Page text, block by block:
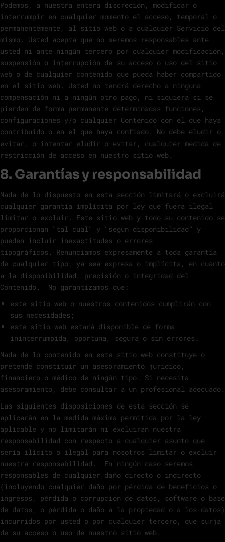
Podemos, a nuestra entera discreción, modificar o
interrumpir en cualquier momento el acceso, temporal o
permanentemente, al sitio web o a cualquier Servicio del
mismo. Usted acepta que no seremos responsables ante
usted ni ante ningún tercero por cualquier modificación,
suspensión o interrupción de su acceso o uso del sitio
web o de cualquier contenido que pueda haber compartido
en el sitio web. Usted no tendrá derecho a ninguna
compensación ni a ningún otro pago, ni siquiera si se
pierden de forma permanente determinadas funciones,
configuraciones y/o cualquier Contenido con el que haya
contribuido o en el que haya confiado. No debe eludir o
evitar, o intentar eludir o evitar, cualquier medida de
restricción de acceso en nuestro sitio web.
8. Garantías y responsabilidad
Nada de lo dispuesto en esta sección limitará o excluirá
cualquier garantía implícita por ley que fuera ilegal
limitar o excluir. Este sitio web y todo su contenido se
proporcionan "tal cual" y "según disponibilidad" y
pueden incluir inexactitudes o errores
tipográficos. Renunciamos expresamente a toda garantía
de cualquier tipo, ya sea expresa o implícita, en cuanto
a la disponibilidad, precisión o integridad del
Contenido. No garantizamos que:
este sitio web o nuestros contenidos cumplirán con
sus necesidades;
este sitio web estará disponible de forma
ininterrumpida, oportuna, segura o sin errores.
Nada de lo contenido en este sitio web constituye o
pretende constituir un asesoramiento jurídico,
financiero o médico de ningún tipo. Si necesita
asesoramiento, debe consultar a un profesional adecuado.
Las siguientes disposiciones de esta sección se
aplicarán en la medida máxima permitida por la ley
aplicable y no limitarán ni excluirán nuestra
responsabilidad con respecto a cualquier asunto que
sería ilícito o ilegal para nosotros limitar o excluir
nuestra responsabilidad. En ningún caso seremos
responsables de cualquier daño directo o indirecto
(incluyendo cualquier daño por pérdida de beneficios o
ingresos, pérdida o corrupción de datos, software o base
de datos, o pérdida o daño a la propiedad o a los datos)
incurridos por usted o por cualquier tercero, que surja
de su acceso o uso de nuestro sitio web.